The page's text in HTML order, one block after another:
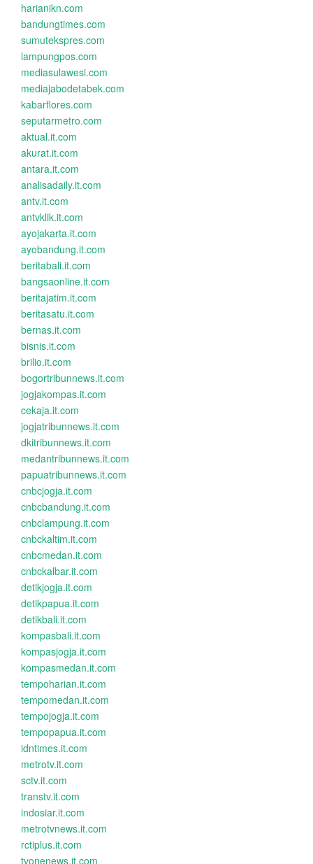
harianikn.com
bandungtimes.com
sumutekspres.com
lampungpos.com
mediasulawesi.com
mediajabodetabek.com
kabarflores.com
seputarmetro.com
aktual.it.com
akurat.it.com
antara.it.com
analisadaily.it.com
antv.it.com
antvklik.it.com
ayojakarta.it.com
ayobandung.it.com
beritabali.it.com
bangsaonline.it.com
beritajatim.it.com
beritasatu.it.com
bernas.it.com
bisnis.it.com
brilio.it.com
bogortribunnews.it.com
jogjakompas.it.com
cekaja.it.com
jogjatribunnews.it.com
dkitribunnews.it.com
medantribunnews.it.com
papuatribunnews.it.com
cnbcjogja.it.com
cnbcbandung.it.com
cnbclampung.it.com
cnbckaltim.it.com
cnbcmedan.it.com
cnbckalbar.it.com
detikjogja.it.com
detikpapua.it.com
detikbali.it.com
kompasbali.it.com
kompasjogja.it.com
kompasmedan.it.com
tempoharian.it.com
tempomedan.it.com
tempojogja.it.com
tempopapua.it.com
idntimes.it.com
metrotv.it.com
sctv.it.com
transtv.it.com
indosiar.it.com
metrotvnews.it.com
rctiplus.it.com
tvonenews.it.com